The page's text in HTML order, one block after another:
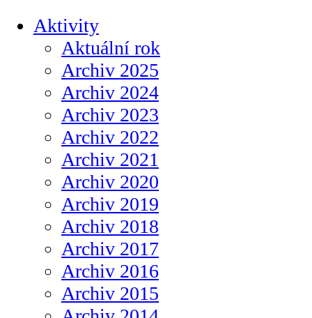
Aktivity
Aktuální rok
Archiv 2025
Archiv 2024
Archiv 2023
Archiv 2022
Archiv 2021
Archiv 2020
Archiv 2019
Archiv 2018
Archiv 2017
Archiv 2016
Archiv 2015